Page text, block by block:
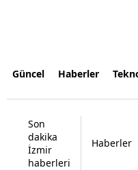
Güncel Haberler
Son
dakika
İzmir
haberleri
Haberler